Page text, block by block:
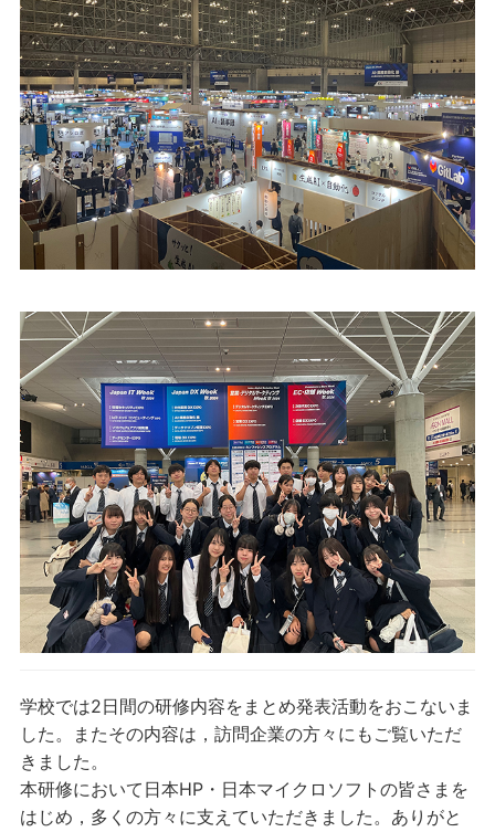
学校では2日間の研修内容をまとめ発表活動をおこないま
した。またその内容は，訪問企業の方々にもご覧いただ
きました。
本研修において日本HP・日本マイクロソフトの皆さまを
はじめ，多くの方々に支えていただきました。ありがと